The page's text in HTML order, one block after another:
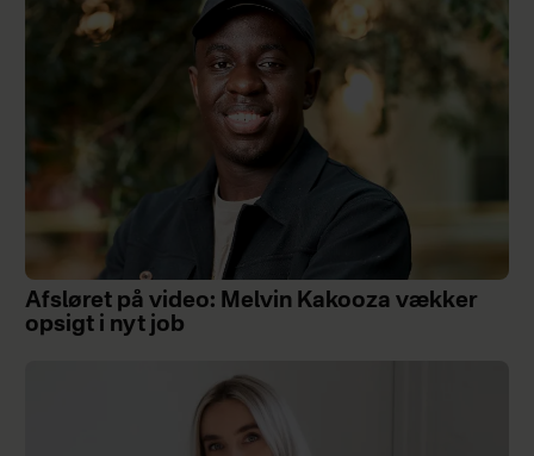
Afsløret på video: Melvin Kakooza vækker
opsigt i nyt job